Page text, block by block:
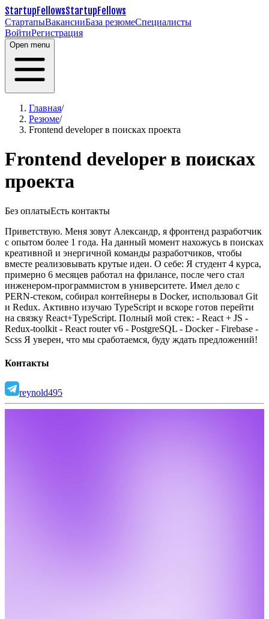
StartupFellowsStartupFellows
СтартапыВакансииБаза резюмеСпециалисты
ВойтиРегистрация
Open menu
Главная/
Резюме/
Frontend developer в поисках проекта
Frontend developer в поисках
проекта
Без оплатыЕсть контакты
Приветствую. Меня зовут Александр, я фронтенд разработчик
с опытом более 1 года. На данный момент нахожусь в поисках
креативной и энергичной команды разработчиков, чтобы
вместе реализовывать крутые идеи. О себе: Я студент 4 курса,
примерно 6 месяцев работал на фрилансе, после чего стал
инженером-программистом в университете. Имел дело с
PERN-стеком, собирал контейнеры в Docker, использовал Git
и Redux. Активно изучаю TypeScript и вскоре готов перейти
на связку React+TypeScript. Полный мой стек: - React + JS -
Redux-toolkit - React router v6 - PostgreSQL - Docker- Firebase -
Scss Я уверен, что мы сработаемся, буду ждать предложений!
Контакты
reynold495